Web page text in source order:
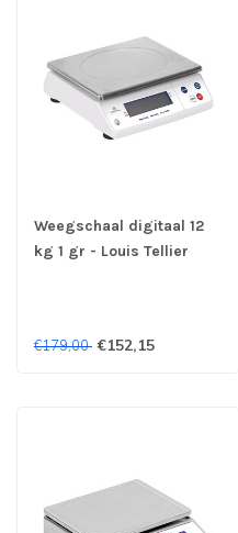
Weegschaal digitaal 12
kg 1 gr - Louis Tellier
€179,00 €152,15